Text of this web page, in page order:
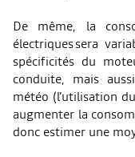
De même, la
électriques sera
spécificités du
conduite, mais
météo (l’utilisation
augmenter la
donc estimer une